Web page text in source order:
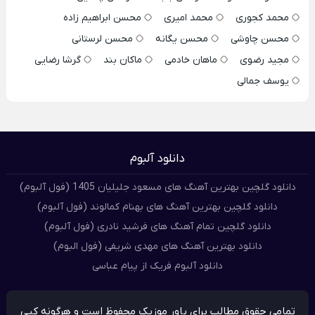
محمد کجوری
محمد امیری
محسن ابراهیم زاده
محسن چاوشی
محسن یگانه
محسن لرستانی
مجید رضوی
ماهان خادمی ماکان بند
گرشا رضایی
یوسف جمالی
دانلود آلبوم
دانلود گلچین بهترین آهنگ های مسعود جلیلیان 1405 (فول آلبوم)
دانلود گلچین بهترین آهنگ های بهنام کمالوند (فول آلبوم)
دانلود گلچین تمام آهنگ های فرشید نادری (فول آلبوم)
دانلود بهترین آهنگ های مهدی شریفی (فول البوم)
دانلود آلبوم فریک از پیام عباسی
تمامی حقوق مطالب برای پاور موزیک محفوظ است و هرگونه کپی